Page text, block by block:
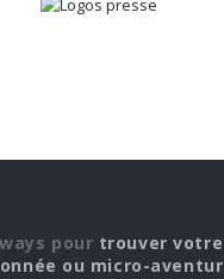
pour trouver
ou micro-